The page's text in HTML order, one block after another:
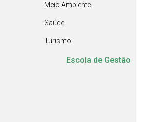
Meio Ambiente
Saúde
Turismo
Escola de Gestão